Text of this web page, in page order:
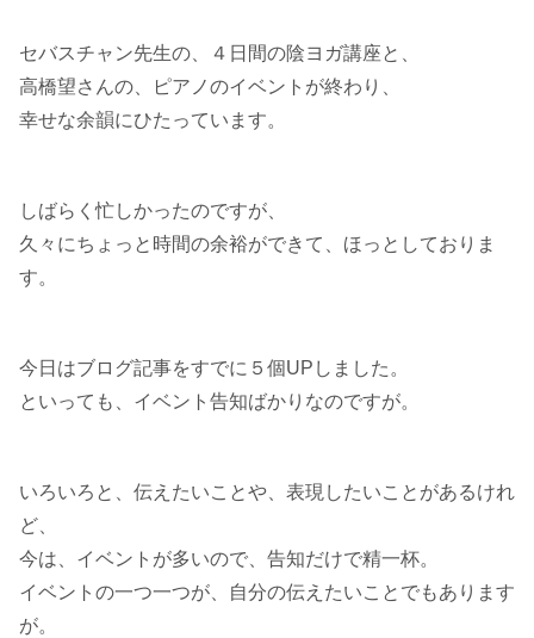
セバスチャン先生の、４日間の陰ヨガ講座と、
高橋望さんの、ピアノのイベントが終わり、
幸せな余韻にひたっています。
しばらく忙しかったのですが、
久々にちょっと時間の余裕ができて、ほっとしておりま
す。
今日はブログ記事をすでに５個UPしました。
といっても、イベント告知ばかりなのですが。
いろいろと、伝えたいことや、表現したいことがあるけれ
ど、
今は、イベントが多いので、告知だけで精一杯。
イベントの一つ一つが、自分の伝えたいことでもあります
が。